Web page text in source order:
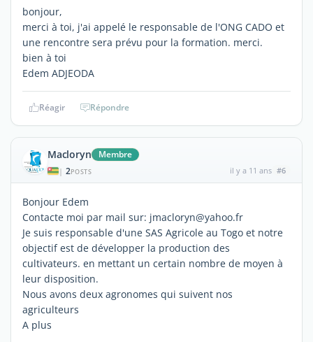
bonjour,
merci à toi, j'ai appelé le responsable de l'ONG CADO et
une rencontre sera prévu pour la formation. merci.
bien à toi
Edem ADJEODA
Réagir Répondre
Macloryn Membre
| 2POSTS il y a 11 ans #6
Bonjour Edem
Contacte moi par mail sur: jmacloryn@yahoo.fr
Je suis responsable d'une SAS Agricole au Togo et notre
objectif est de développer la production des
cultivateurs. en mettant un certain nombre de moyen à
leur disposition.
Nous avons deux agronomes qui suivent nos
agriculteurs
A plus